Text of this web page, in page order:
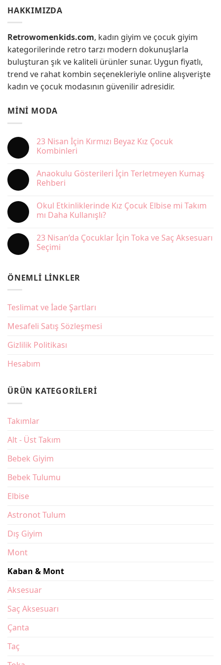
HAKKIMIZDA
Retrowomenkids.com, kadın giyim ve çocuk giyim
kategorilerinde retro tarzı modern dokunuşlarla
buluşturan şık ve kaliteli ürünler sunar. Uygun fiyatlı,
trend ve rahat kombin seçenekleriyle online alışverişte
kadın ve çocuk modasının güvenilir adresidir.
MINI MODA
23 Nisan İçin Kırmızı Beyaz Kız Çocuk
Kombinleri
23
Nisan
İçin
Kız
Çocuk
Kombinleri
Anaokulu Gösterileri İçin Terletmeyen Kumaş
Rehberi
Anaokulu
Gösterileri
İçin
Rehberi
Okul Etkinliklerinde Kız Çocuk Elbise mi Takım
mı Daha Kullanışlı?
Okul
Etkinliklerinde
Kız
Takım
mı
23 Nisan’da Çocuklar İçin Toka ve Saç Aksesuarı
Seçimi
Nisan’da
Çocuklar
Saç
ÖNEMLI LINKLER
Teslimat ve İade Şartları
Mesafeli Satış Sözleşmesi
Gizlilik Politikası
Hesabım
ÜRÜN KATEGORILERI
Takımlar
Alt - Üst Takım
Bebek Giyim
Bebek Tulumu
Elbise
Astronot Tulum
Dış Giyim
Mont
Kaban & Mont
Aksesuar
Saç Aksesuarı
Çanta
Taç